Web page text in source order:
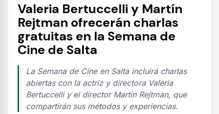
Valeria Bertuccelli y Martín
Rejtman ofrecerán charlas
gratuitas en la Semana de
Cine de Salta
La Semana de Cine en Salta incluirá charlas
abiertas con la actriz y directora Valeria
Bertuccelli y el director Martín Rejtman, que
compartirán sus métodos y experiencias.